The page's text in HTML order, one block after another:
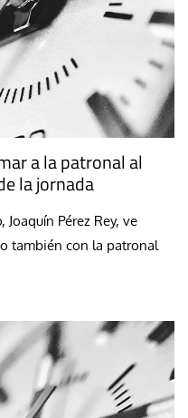
a la patronal al
la jornada
Joaquín Pérez Rey, ve
también con la patronal